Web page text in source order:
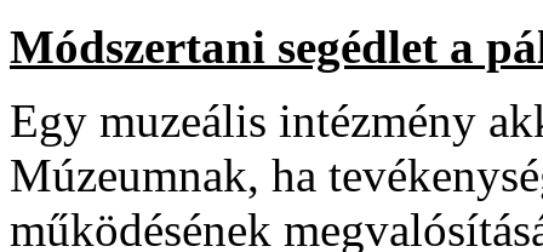
Módszertani segédlet a
Egy muzeális intézmény
Múzeumnak, ha
működésének